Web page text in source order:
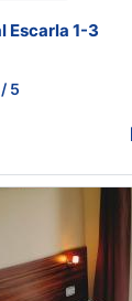
Escarla 1-3
/ 5